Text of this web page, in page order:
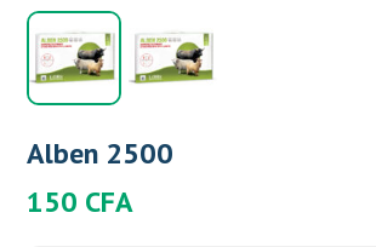
Alben 2500
150 CFA